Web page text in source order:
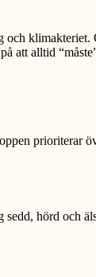
att alltid
prioriterar
hörd och